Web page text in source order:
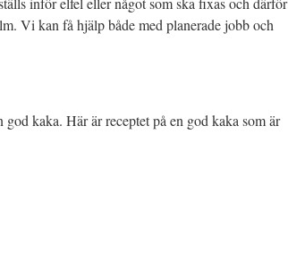
Vi kan få hjälp både med planerade jobb och
kaka. Här är receptet på en god kaka som är